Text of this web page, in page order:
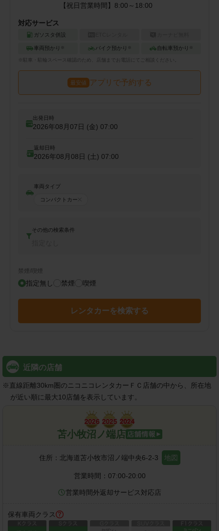
対応サービス
ガソスタ併設
車両預かり ※ バイク預かり ※ 自転車預かり ※
※ 駐車・駐輪 スペース確認のため、店舗までお電話にてご相談ください。
最安値 アプリで予約する
出発日時
2026年08月07日 (金) 07:00
返却日時
2026年08月08日 (土) 07:00
車両タイプ
コンパクトカー
その他の検索条件
禁煙/喫煙
指定無し 禁煙 喫煙
レンタカーを検索する
近隣の店舗
※直線距離30km圏のニコニコレンタカーＦＣ店舗の中から、所在地
が近い順に最大10店舗を表示しています。
苫小牧沼ノ端店
住所： 北海道苫小牧市沼ノ端中央6-2-3 地図
営業時間： 07:00-20:00
営業時間外返却サービス対応店
保有車両クラス